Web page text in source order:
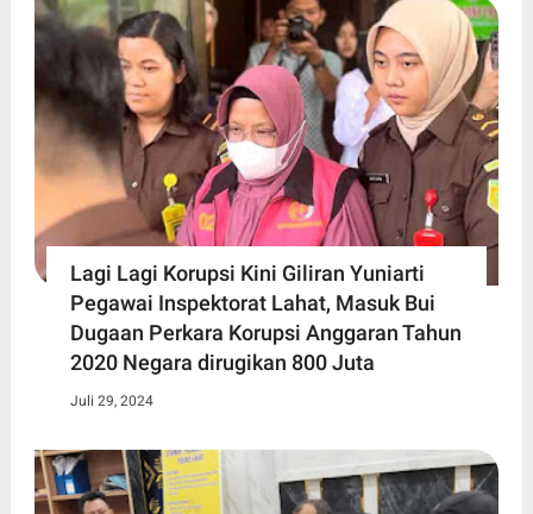
Lagi Lagi Korupsi Kini Giliran Yuniarti
Pegawai Inspektorat Lahat, Masuk Bui
Dugaan Perkara Korupsi Anggaran Tahun
2020 Negara dirugikan 800 Juta
Juli 29, 2024